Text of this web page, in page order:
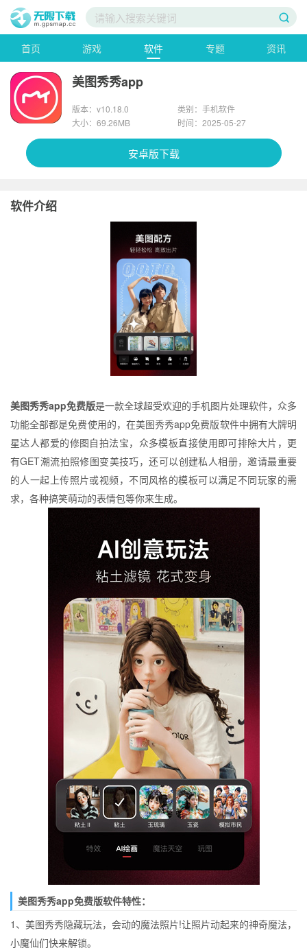
首页 游戏 软件 专题 资讯
美图秀秀app
版本：v10.18.0
类别：手机软件
大小：69.26MB
时间：2025-05-27
安卓版下载
软件介绍
美图秀秀app免费版是一款全球超受欢迎的手机图片处理软件，众多
功能全部都是免费使用的，在美图秀秀app免费版软件中拥有大牌明
星达人都爱的修图自拍法宝，众多模板直接使用即可排除大片，更
有GET潮流拍照修图变美技巧，还可以创建私人相册，邀请最重要
的人一起上传照片或视频，不同风格的模板可以满足不同玩家的需
求，各种搞笑萌动的表情包等你来生成。
美图秀秀app免费版软件特性：
1、美图秀秀隐藏玩法，会动的魔法照片!让照片动起来的神奇魔法，
小魔仙们快来解锁。